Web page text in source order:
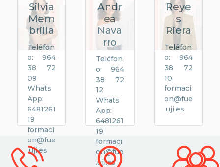
Silvia
Mem
brilla
Teléfon
o: 964
38 72
09
Whats
App:
6481261
19
formaci
on@fue
.uji.es
Andr
ea
Nava
rro
Teléfon
o: 964
38 72
12
Whats
App:
6481261
19
formaci
on@fue
.uji.es
Reye
s
Riera
Teléfon
o: 964
38 72
10
formaci
on@fue
.uji.es